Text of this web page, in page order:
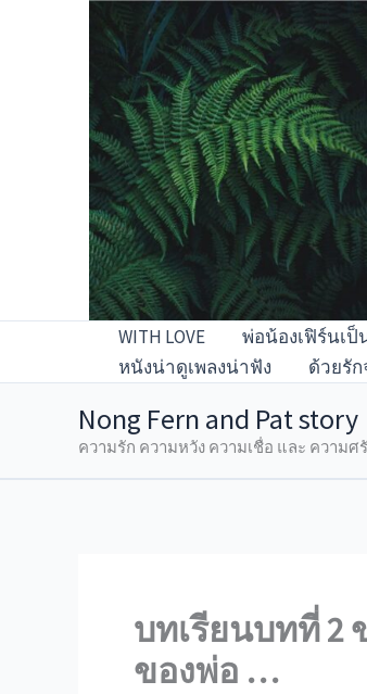
WITH LOVE พ่อน้องเฟิร์นเป็
หนังน่าดูเพลงน่าฟัง
ด้วยรั
Nong Fern and Pat story
ความรัก ความหวัง ความเชื่อ และ ความศ
บทเรียนบทที่ 2
ของพ่อ …